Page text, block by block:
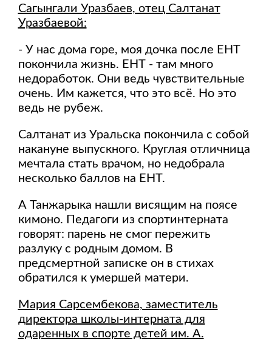
Сагынгали Уразбаев, отец Салтанат
Уразбаевой:
- У нас дома горе, моя дочка после ЕНТ
покончила жизнь. ЕНТ - там много
недоработок. Они ведь чувствительные
очень. Им кажется, что это всё. Но это
ведь не рубеж.
Салтанат из Уральска покончила с собой
накануне выпускного. Круглая отличница
мечтала стать врачом, но недобрала
несколько баллов на ЕНТ.
А Танжарыка нашли висящим на поясе
кимоно. Педагоги из спортинтерната
говорят: парень не смог пережить
разлуку с родным домом. В
предсмертной записке он в стихах
обратился к умершей матери.
Мария Сарсембекова, заместитель
директора школы-интерната для
одаренных в спорте детей им. А.